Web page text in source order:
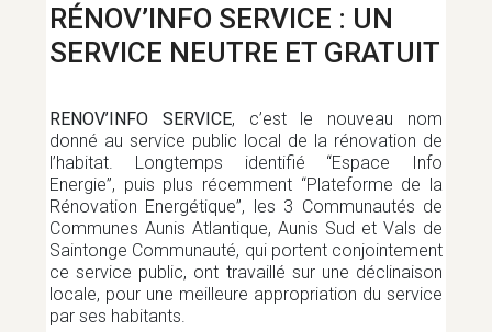
PROJETS DE TERRITOIRE
PROTECTION DU TERRITOIRE
RÉEMPLOI
RÉNOVATION ÉNERGÉTIQUE
RÉNOV’INFO SERVICE : UN
SERVICE NEUTRE ET GRATUIT
RENOV’INFO SERVICE, c’est le nouveau nom
donné au service public local de la rénovation de
l’habitat. Longtemps identifié “Espace Info
Energie”, puis plus récemment “Plateforme de la
Rénovation Energétique”, les 3 Communautés de
Communes Aunis Atlantique, Aunis Sud et Vals de
Saintonge Communauté, qui portent conjointement
ce service public, ont travaillé sur une déclinaison
locale, pour une meilleure appropriation du service
par ses habitants.